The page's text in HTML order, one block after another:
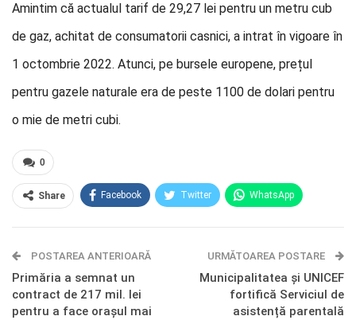
Amintim că actualul tarif de 29,27 lei pentru un metru cub
de gaz, achitat de consumatorii casnici, a intrat în vigoare în
1 octombrie 2022. Atunci, pe bursele europene, prețul
pentru gazele naturale era de peste 1100 de dolari pentru
o mie de metri cubi.
0
Share Facebook Twitter WhatsApp
Telegram OK.ru
POSTAREA ANTERIOARĂ
Primăria a semnat un
contract de 217 mil. lei
pentru a face orașul mai
URMĂTOAREA POSTARE
Municipalitatea și UNICEF
fortifică Serviciul de
asistență parentală